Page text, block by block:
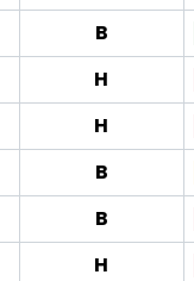
B
H
H
B
B
H